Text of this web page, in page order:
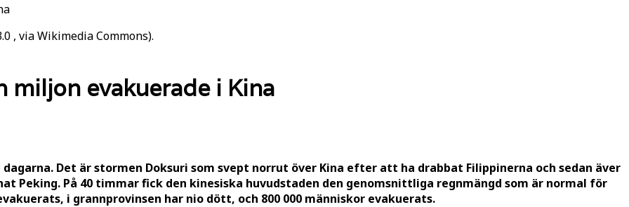
, via Wikimedia Commons).
miljon evakuerade i Kina
dagarna. Det är stormen Doksuri som svept norrut över Kina efter att ha drabbat Filippinerna och sedan äver
Peking. På 40 timmar fick den kinesiska huvudstaden den genomsnittliga regnmängd som är normal för
i grannprovinsen har nio dött, och 800 000 människor evakuerats.